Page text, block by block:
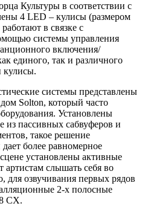
Культуры в соответствии с
4 LED – кулисы (размером
в связке с
системы управления
включения/
единого, так и различного
кулисы.
системы представлены
Solton, который часто
Установлены
из пассивных сабвуферов и
такое решение
более равномерное
установлены активные
слышать себя во
для озвучивания первых рядов
2-х полосные
CX.